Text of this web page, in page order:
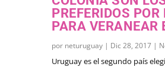
PREFERIDOS
PARA VERANEAR
por neturuguay | Dic 28, 2017 |
Uruguay es el segundo país